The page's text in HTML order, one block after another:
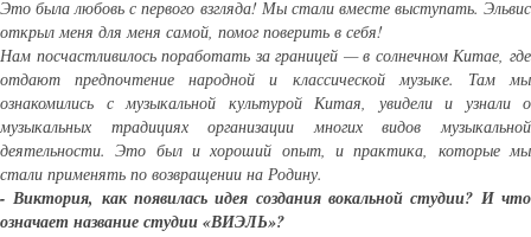
Это была любовь с первого взгляда! Мы стали вместе выступать. Эльвис
открыл меня для меня самой, помог поверить в себя!
Нам посчастливилось поработать за границей — в солнечном Китае, где
отдают предпочтение народной и классической музыке. Там мы
ознакомились с музыкальной культурой Китая, увидели и узнали о
музыкальных традициях организации многих видов музыкальной
деятельности. Это был и хороший опыт, и практика, которые мы
стали применять по возвращении на Родину.
- Виктория, как появилась идея создания вокальной студии? И что
означает название студии «ВИЭЛЬ»?